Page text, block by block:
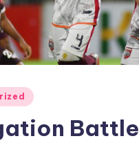
Battle